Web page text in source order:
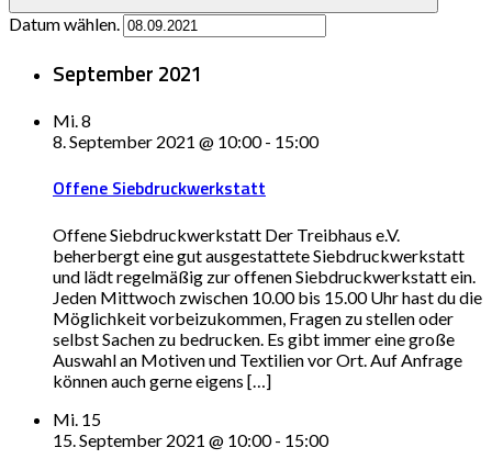
Datum wählen.
September 2021
Mi.8
8. September 2021 @ 10:00- 15:00
Offene Siebdruckwerkstatt
Offene Siebdruckwerkstatt Der Treibhaus e.V.
beherbergt eine gut ausgestattete Siebdruckwerkstatt
und lädt regelmäßig zur offenen Siebdruckwerkstatt ein.
Jeden Mittwoch zwischen 10.00 bis 15.00 Uhr hast du die
Möglichkeit vorbeizukommen, Fragen zu stellen oder
selbst Sachen zu bedrucken. Es gibt immer eine große
Auswahl an Motiven und Textilien vor Ort. Auf Anfrage
können auch gerne eigens […]
Mi. 15
15. September 2021 @ 10:00- 15:00